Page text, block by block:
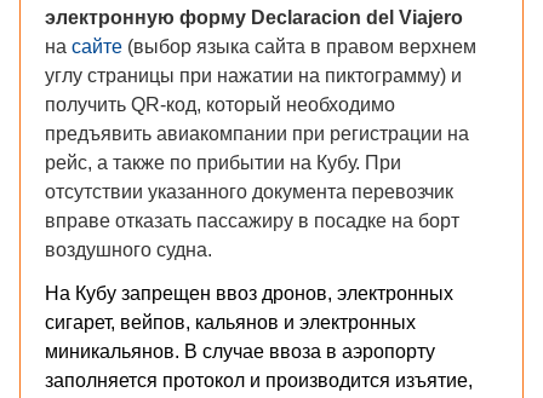
электронную форму Declaracion del Viajero
на сайте (выбор языка сайта в правом верхнем
углу страницы при нажатии на пиктограмму) и
получить QR-код, который необходимо
предъявить авиакомпании при регистрации на
рейс, а также по прибытии на Кубу. При
отсутствии указанного документа перевозчик
вправе отказать пассажиру в посадке на борт
воздушного судна.
На Кубу запрещен ввоз дронов, электронных
сигарет, вейпов, кальянов и электронных
миникальянов. В случае ввоза в аэропорту
заполняется протокол и производится изъятие,